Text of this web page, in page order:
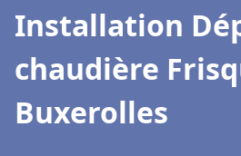
Installation
chaudière
Buxerolles